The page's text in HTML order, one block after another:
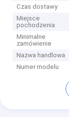
Czas dostawy
Miejsce
pochodzenia
Minimalne
zamówienie
Nazwa handlowa
Numer modelu